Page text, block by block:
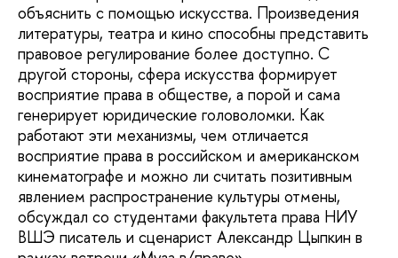
объяснить с помощью искусства. Произведения
литературы, театра и кино способны представить
правовое регулирование более доступно. С
другой стороны, сфера искусства формирует
восприятие права в обществе, а порой и сама
генерирует юридические головоломки. Как
работают эти механизмы, чем отличается
восприятие права в российском и американском
кинематографе и можно ли считать позитивным
явлением распространение культуры отмены,
обсуждал со студентами факультета права НИУ
ВШЭ писатель и сценарист Александр Цыпкин в